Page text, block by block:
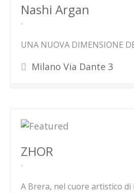
Nashi Argan
UNA NUOVA DIMENSIONE
Milano Via Dante 3
ZHOR
A Brera, nel cuore artistico di